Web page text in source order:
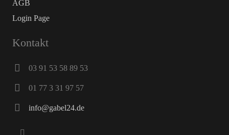
AGB
Login Page
Kontakt
03 91 53 58 89 53
01 77 3 31 97 57
info@gabel24.de